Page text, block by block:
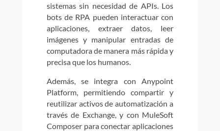
sistemas sin necesidad de APIs. Los
bots de RPA pueden interactuar con
aplicaciones, extraer datos, leer
imágenes y manipular entradas de
computadora de manera más rápida y
precisa que los humanos.
Además, se integra con Anypoint
Platform, permitiendo compartir y
reutilizar activos de automatización a
través de Exchange, y con MuleSoft
Composer para conectar aplicaciones